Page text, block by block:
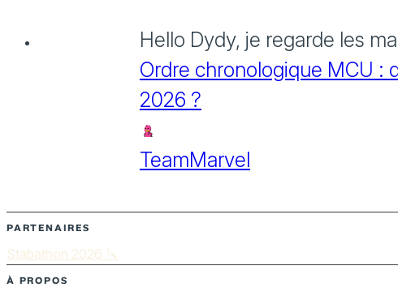
Hello Dydy, je regarde les
Ordre chronologique MCU :
2026 ?
TeamMarvel
PARTENAIRES
Stabathon 2026 🔪
À PROPOS